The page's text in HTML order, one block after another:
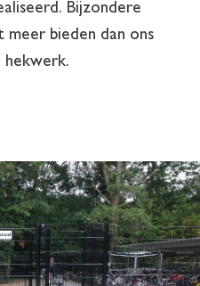
Bijzondere
bieden dan ons
hekwerk.